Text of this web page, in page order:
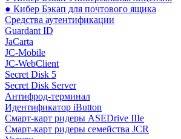
● Кибер Бэкап для почтового ящика
Средства аутентификации
Guardant ID
JaCarta
JC-Mobile
JC-WebClient
Secret Disk 5
Secret Disk Server
Антифрод-терминал
Идентификатор iButton
Смарт-карт ридеры ASEDrive IIIe
Смарт-карт ридеры семейства JCR